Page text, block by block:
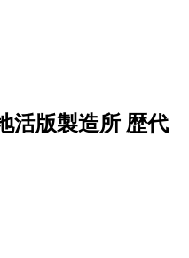
活版製造所 歴代